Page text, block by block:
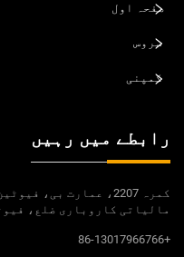
صفحہ اول
سروس
کمپنی
رابطے میں رہیں
مالیاتی کاروباری ضلع،
+86-13017966766